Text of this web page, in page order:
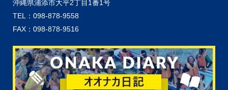
沖縄県浦添市大平2丁目1番1号
TEL：098-878-9558
FAX：098-878-9516